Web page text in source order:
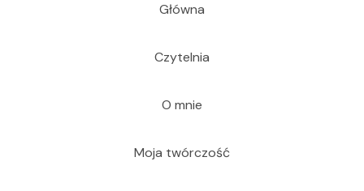
Główna
Czytelnia
O mnie
Moja twórczość